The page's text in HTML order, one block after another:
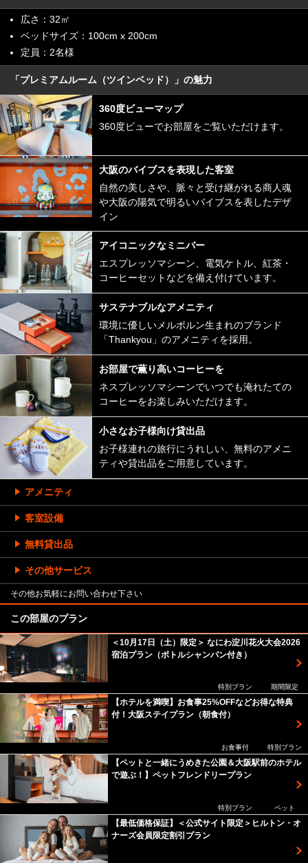
広さ：32㎡
ベッドサイズ：100cm x 200cm
定員：2名様
「プレミアムルーム（ツインベッド）」の魅力
360度ビューマップ
360度ビューでお部屋をご覧いただけます。
大阪のバイブスを表現した客室
自然の美しさや、脈々と受け継がれる商人魂
や大阪の陽気で明るいバイブスを表したデザ
イン
アイコニックなミニバー
エスプレッソマシーン、電気ケトル、紅茶・
コーヒーセットなどを備え付けています。
サステナブルなアメニティ
環境に優しいメルボルン生まれのブランド
「Thankyou」のアメニティを採用。
お部屋で薫り高いコーヒーを
ネスプレッソマシーンでいつでも淹れたての
コーヒーをお楽しみいただけます。
小さなお子様向け貸出品
お子様連れの旅行にうれしい、無料のアメニ
ティや貸出品をご用意しています。
アメニティ
客室設備
無料貸出品
その他サービス
その他お気軽にお問い合わせ下さい
この部屋のプラン
＜10月17日（土）限定＞ なにわ淀川花火大会2026
宿泊プラン（ボトルシャンパン付き）
特別プラン 期間限定
【ホテルを満喫】お食事25%OFFなどお得な特典
付！大阪ステイプラン（朝食付）
お食事付 特別プラン
【ペットと一緒にうめきた公園＆大阪駅前のホテル
で遊ぶ！】ペットフレンドリープラン
特別プラン ペット
【最低価格保証】＜公式サイト限定＞ヒルトン・オ
ナーズ会員限定割引プラン